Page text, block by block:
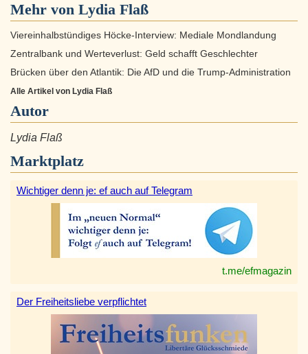
Mehr von Lydia Flaß
Viereinhalbstündiges Höcke-Interview: Mediale Mondlandung
Zentralbank und Werteverlust: Geld schafft Geschlechter
Brücken über den Atlantik: Die AfD und die Trump-Administration
Alle Artikel von Lydia Flaß
Autor
Lydia Flaß
Marktplatz
Wichtiger denn je: ef auch auf Telegram
t.me/efmagazin
Der Freiheitsliebe verpflichtet